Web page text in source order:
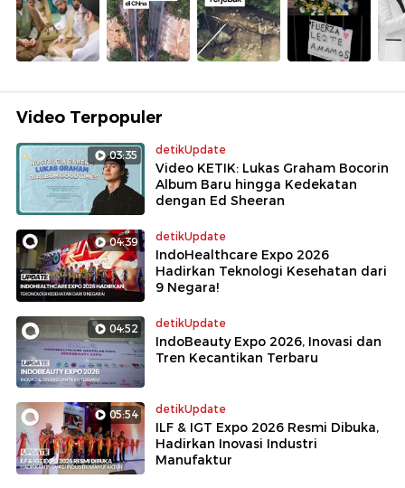
Video Terpopuler
03:35 detikUpdate
Video KETIK: Lukas Graham Bocorin
Album Baru hingga Kedekatan
dengan Ed Sheeran
04:39 detikUpdate
IndoHealthcare Expo 2026
Hadirkan Teknologi Kesehatan dari
9 Negara!
04:52 detikUpdate
IndoBeauty Expo 2026, Inovasi dan
Tren Kecantikan Terbaru
05:54 detikUpdate
ILF & IGT Expo 2026 Resmi Dibuka,
Hadirkan Inovasi Industri
Manufaktur